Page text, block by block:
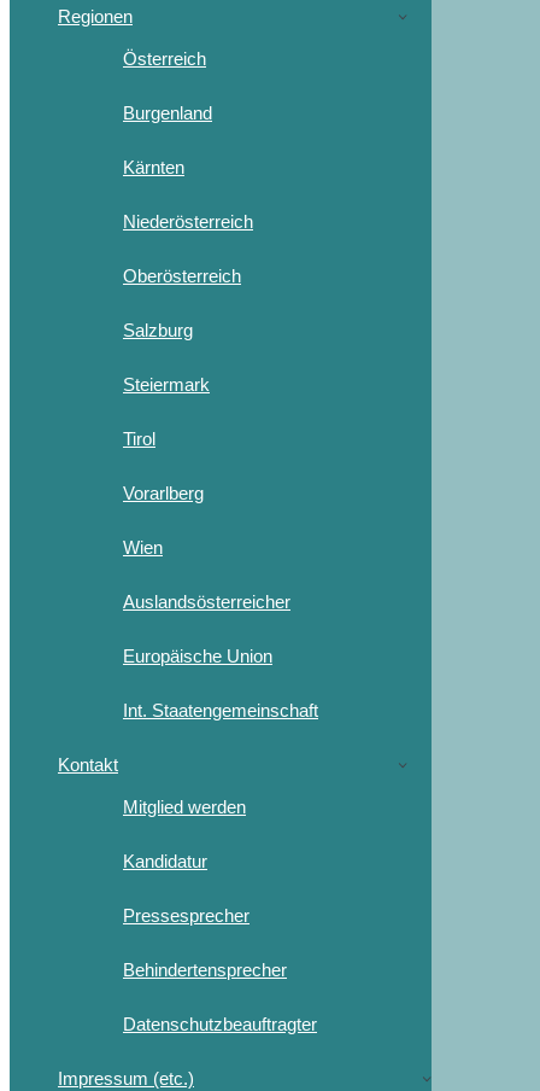
Regionen
Österreich
Burgenland
Kärnten
Niederösterreich
Oberösterreich
Salzburg
Steiermark
Tirol
Vorarlberg
Wien
Auslandsösterreicher
Europäische Union
Int. Staatengemeinschaft
Kontakt
Mitglied werden
Kandidatur
Pressesprecher
Behindertensprecher
Datenschutzbeauftragter
Impressum (etc.)